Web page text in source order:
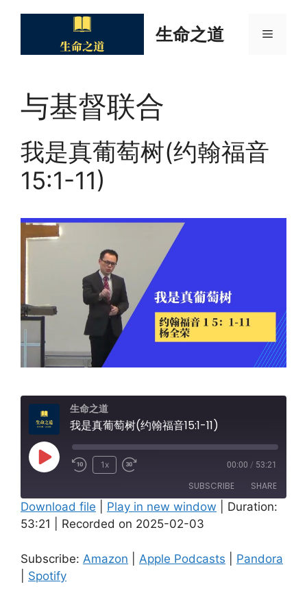
生命之道 Menu
与基督联合
我是真葡萄树(约翰福音
15:1-11)
生命之道
我是真葡萄树(约翰福音15:1-11)
Play
1x 00:00 / 53:21
SUBSCRIBE SHARE
Amazon Apple Podcasts
RSS FEED
SHARE
LINK
EMBED
Download file Play in new window
Duration:
53:21
Recorded on 2025-02-03
Subscribe: Amazon Apple Podcasts
Pandora
Spotify